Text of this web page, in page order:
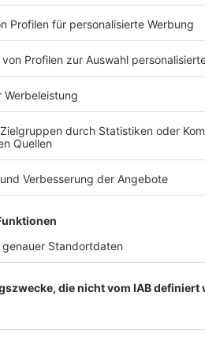
wird, können die
Verfall oder Verzicht
Abgrenzung zwischen
gilt im Zweifel, dass
unabdingbar.
durch
werden.
und
den Arbeitsvertragsparteien
zwischen diesen Urlaubsarten
birgt erhebliche Risiken,